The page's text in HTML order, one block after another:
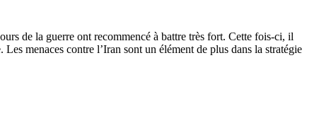
de la guerre ont recommencé à battre très fort. Cette fois-ci, il
menaces contre l’Iran sont un élément de plus dans la stratégie